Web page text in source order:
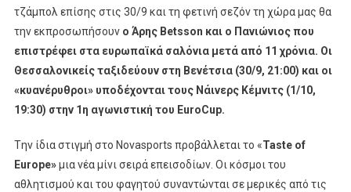
τζάμπολ επίσης στις 30/9 και τη φετινή σεζόν τη χώρα μας θα
την εκπροσωπήσουν ο Άρης Betsson και ο Πανιώνιος που
επιστρέφει στα ευρωπαϊκά σαλόνια μετά από 11 χρόνια. Οι
Θεσσαλονικείς ταξιδεύουν στη Βενέτσια (30/9, 21:00) και οι
«κυανέρυθροι» υποδέχονται τους Νάινερς Κέμνιτς (1/10,
19:30) στην 1η αγωνιστική του EuroCup.
Tην ίδια στιγμή στο Novasports προβάλλεται το «Taste of
Europe»μια νέα μίνι σειρά επεισοδίων. Οι κόσμοι του
αθλητισμού και του φαγητού συναντώνται σε μερικές από τις